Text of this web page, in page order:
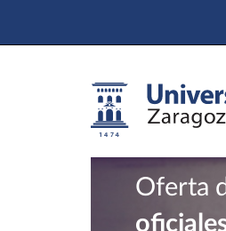
Oferta